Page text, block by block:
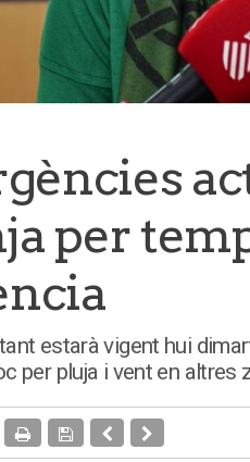
per
estarà vigent hui
per pluja i vent en altres